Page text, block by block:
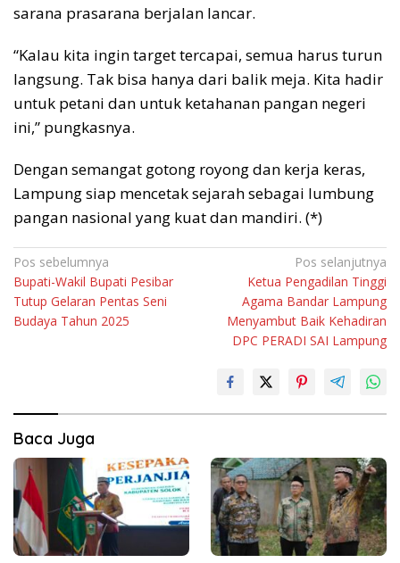
sarana prasarana berjalan lancar.
“Kalau kita ingin target tercapai, semua harus turun
langsung. Tak bisa hanya dari balik meja. Kita hadir
untuk petani dan untuk ketahanan pangan negeri
ini,” pungkasnya.
Dengan semangat gotong royong dan kerja keras,
Lampung siap mencetak sejarah sebagai lumbung
pangan nasional yang kuat dan mandiri. (*)
Navigasi
pos
Pos sebelumnya
Bupati-Wakil Bupati Pesibar
Tutup Gelaran Pentas Seni
Budaya Tahun 2025
Pos selanjutnya
Ketua Pengadilan Tinggi
Agama Bandar Lampung
Menyambut Baik Kehadiran
DPC PERADI SAI Lampung
Baca Juga